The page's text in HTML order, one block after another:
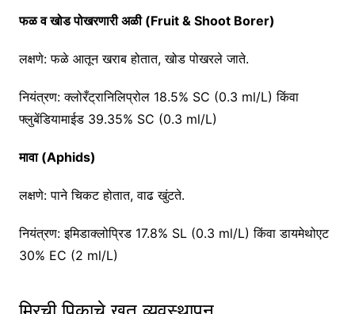
फळ व खोड पोखरणारी अळी (Fruit & Shoot Borer)
लक्षणे: फळे आतून खराब होतात, खोड पोखरले जाते.
नियंत्रण: क्लोरँट्रानिलिप्रोल 18.5% SC (0.3 ml/L) किंवा
फ्लुबेंडियामाईड 39.35% SC (0.3 ml/L)
मावा (Aphids)
लक्षणे: पाने चिकट होतात, वाढ खुंटते.
नियंत्रण: इमिडाक्लोप्रिड 17.8% SL (0.3 ml/L) किंवा डायमेथोएट
30% EC (2 ml/L)